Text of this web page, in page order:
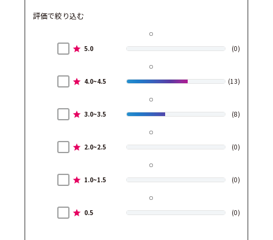
評価で絞り込む
5.0 (0)
4.0~4.5 (13)
3.0~3.5 (8)
2.0~2.5 (0)
1.0~1.5 (0)
0.5 (0)